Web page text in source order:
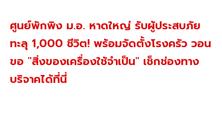
ศูนย์พักพิง ม.อ. หาดใหญ่ รับผู้ประสบภัย
ทะลุ 1,000 ชีวิต! พร้อมจัดตั้งโรงครัว วอน
ขอ "สิ่งของเครื่องใช้จำเป็น" เช็กช่องทาง
บริจาคได้ที่นี่